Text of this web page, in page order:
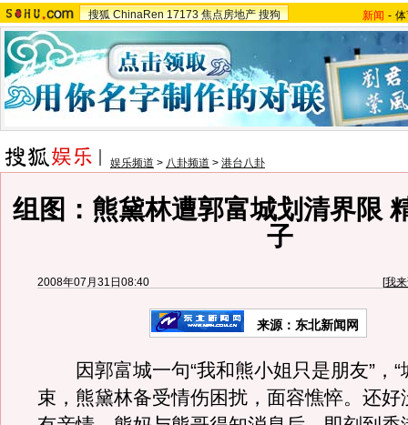
搜狐 ChinaRen 17173 焦点房地产 搜狗 新闻 -
娱乐频道 > 八卦频道 > 港台八卦
组图：熊黛林遭郭富城划清界限
子
2008年07月31日08:40 [我
来源：东北新闻网
因郭富城一句“我和熊小姐只是朋友”，“
束，熊黛林备受情伤困扰，面容憔悴。还好